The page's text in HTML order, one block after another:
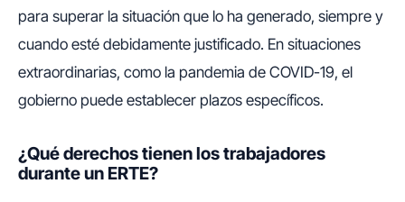
para superar la situación que lo ha generado, siempre y
cuando esté debidamente justificado. En situaciones
extraordinarias, como la pandemia de COVID-19, el
gobierno puede establecer plazos específicos.
¿Qué derechos tienen los trabajadores
durante un ERTE?